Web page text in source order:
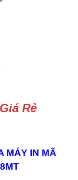
Rẻ
MÁY IN MÃ